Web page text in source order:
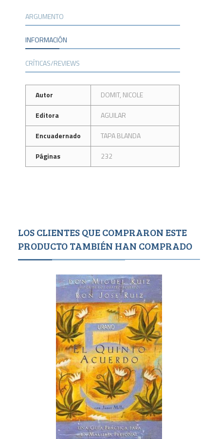
ARGUMENTO
INFORMACIÓN
CRÍTICAS/REVIEWS
Autor
DOMIT, NICOLE
Editora
AGUILAR
Encuadernado
TAPA BLANDA
Páginas
232
LOS CLIENTES QUE COMPRARON ESTE
PRODUCTO TAMBIÉN HAN COMPRADO
Agotado